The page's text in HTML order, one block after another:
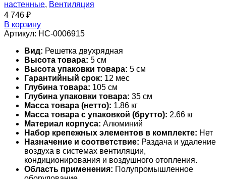
настенные, Вентиляция
4 746 ₽
В корзину
Артикул: НС-0006915
Вид: Решетка двухрядная
Высота товара: 5 см
Высота упаковки товара: 5 см
Гарантийный срок: 12 мес
Глубина товара: 105 см
Глубина упаковки товара: 35 см
Масса товара (нетто): 1.86 кг
Масса товара с упаковкой (брутто): 2.66 кг
Материал корпуса: Алюминий
Набор крепежных элементов в комплекте: Нет
Назначение и соответствие: Раздача и удаление
воздуха в системах вентиляции,
кондиционирования и воздушного отопления.
Область применения: Полупромышленное